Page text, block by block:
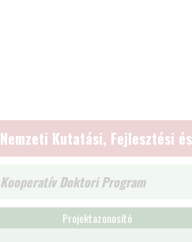
Nemzeti Kutatási, Fejlesztési
Kooperatív Doktori Program
Projektazonosító